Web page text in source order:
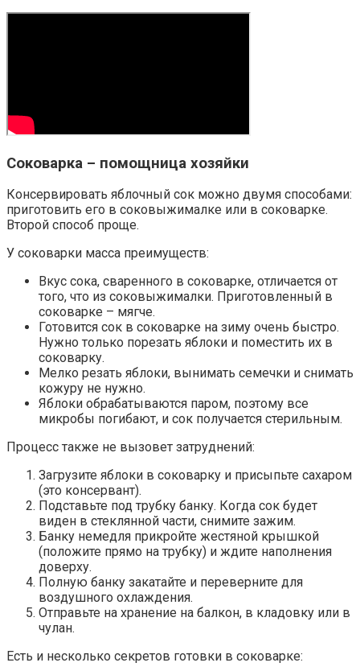
Соковарка – помощница хозяйки
Консервировать яблочный сок можно двумя способами:
приготовить его в соковыжималке или в соковарке.
Второй способ проще.
У соковарки масса преимуществ:
Вкус сока, сваренного в соковарке, отличается от
того, что из соковыжималки. Приготовленный в
соковарке – мягче.
Готовится сок в соковарке на зиму очень быстро.
Нужно только порезать яблоки и поместить их в
соковарку.
Мелко резать яблоки, вынимать семечки и снимать
кожуру не нужно.
Яблоки обрабатываются паром, поэтому все
микробы погибают, и сок получается стерильным.
Процесс также не вызовет затруднений:
Загрузите яблоки в соковарку и присыпьте сахаром
(это консервант).
Подставьте под трубку банку. Когда сок будет
виден в стеклянной части, снимите зажим.
Банку немедля прикройте жестяной крышкой
(положите прямо на трубку) и ждите наполнения
доверху.
Полную банку закатайте и переверните для
воздушного охлаждения.
Отправьте на хранение на балкон, в кладовку или в
чулан.
Есть и несколько секретов готовки в соковарке: